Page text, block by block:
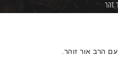
זהר
הרב אור זוהר.